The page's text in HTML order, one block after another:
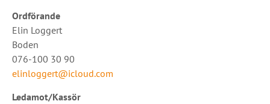
Ordförande
Elin Loggert
Boden
076-100 30 90
elinloggert@icloud.com
Ledamot/Kassör